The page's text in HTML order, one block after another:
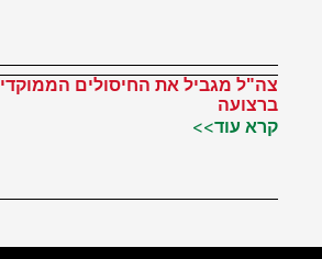
צה"ל מגביל את החיסולים
ברצועה
קרא עוד>>